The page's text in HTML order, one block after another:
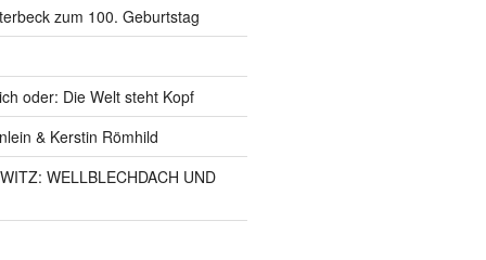
zum 100. Geburtstag
oder: Die Welt steht Kopf
& Kerstin Römhild
WELLBLECHDACH UND